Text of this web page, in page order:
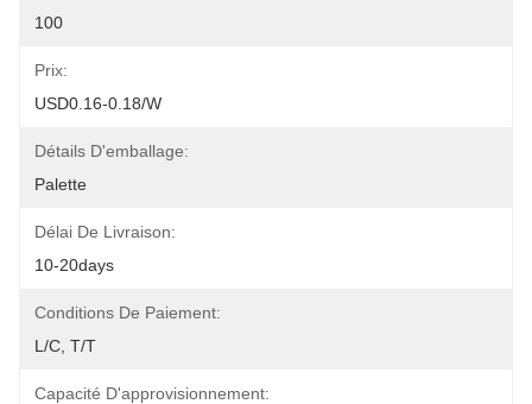
100
Prix:
USD0.16-0.18/w
Détails D'emballage:
Palette
Délai De Livraison:
10-20days
Conditions De Paiement:
L/C, T/T
Capacité D'approvisionnement: